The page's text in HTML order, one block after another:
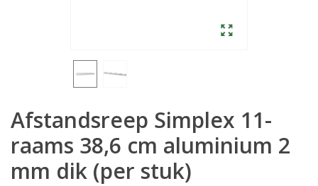
Afstandsreep Simplex 11-
raams 38,6 cm aluminium 2
mm dik (per stuk)